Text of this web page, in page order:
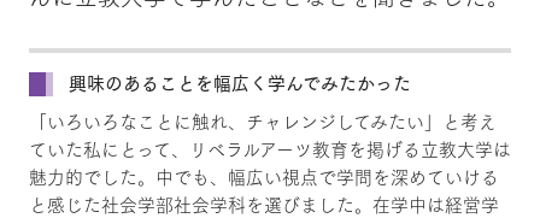
興味のあることを幅広く学んでみたかった
「いろいろなことに触れ、チャレンジしてみたい」と考え
ていた私にとって、リベラルアーツ教育を掲げる立教大学は
魅力的でした。中でも、幅広い視点で学問を深めていける
と感じた社会学部社会学科を選びました。在学中は経営学